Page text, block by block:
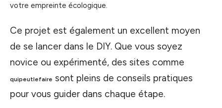
votre empreinte écologique.
Ce projet est également un excellent moyen
de se lancer dans le DIY. Que vous soyez
novice ou expérimenté, des sites comme
quipeutlefaire sont pleins de conseils pratiques
pour vous guider dans chaque étape.